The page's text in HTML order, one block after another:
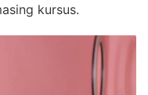
kursus.